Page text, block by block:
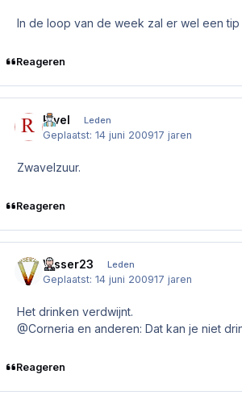
In de loop van de week zal er wel een tip
Reageren
Rivel Leden
Geplaatst:14 juni 200917 jaren
Zwavelzuur.
Reageren
Visser23 Leden
Geplaatst:14 juni 200917 jaren
Het drinken verdwijnt.
@Corneria en anderen: Dat kan je niet
Reageren